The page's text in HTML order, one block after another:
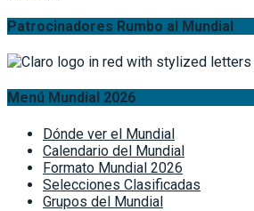
Patrocinadores Rumbo al Mundial
Menú Mundial 2026
Dónde ver el Mundial
Calendario del Mundial
Formato Mundial 2026
Selecciones Clasificadas
Grupos del Mundial